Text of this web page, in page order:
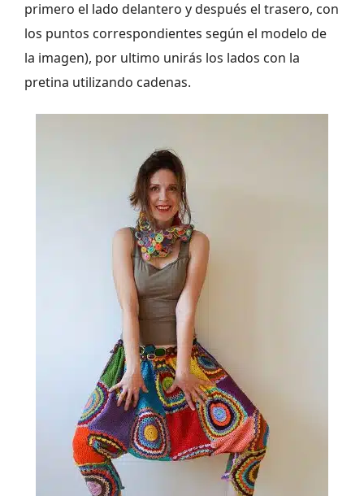
primero el lado delantero y después el trasero, con
los puntos correspondientes según el modelo de
la imagen), por ultimo unirás los lados con la
pretina utilizando cadenas.